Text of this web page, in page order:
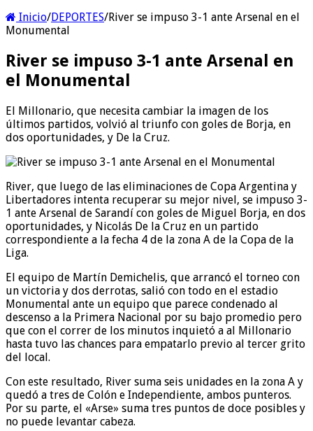
Inicio/DEPORTES/River se impuso 3-1 ante Arsenal en el
Monumental
River se impuso 3-1 ante Arsenal en
el Monumental
El Millonario, que necesita cambiar la imagen de los
últimos partidos, volvió al triunfo con goles de Borja, en
dos oportunidades, y De la Cruz.
River, que luego de las eliminaciones de Copa Argentina y
Libertadores intenta recuperar su mejor nivel, se impuso 3-
1 ante Arsenal de Sarandí con goles de Miguel Borja, en dos
oportunidades, y Nicolás De la Cruz en un partido
correspondiente a la fecha 4 de la zona A de la Copa de la
Liga.
El equipo de Martín Demichelis, que arrancó el torneo con
un victoria y dos derrotas, salió con todo en el estadio
Monumental ante un equipo que parece condenado al
descenso a la Primera Nacional por su bajo promedio pero
que con el correr de los minutos inquietó a al Millonario
hasta tuvo las chances para empatarlo previo al tercer grito
del local.
Con este resultado, River suma seis unidades en la zona A y
quedó a tres de Colón e Independiente, ambos punteros.
Por su parte, el «Arse» suma tres puntos de doce posibles y
no puede levantar cabeza.